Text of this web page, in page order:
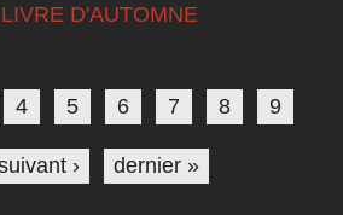
D'AUTOMNE
4 5 6 7 8 9
› dernier »